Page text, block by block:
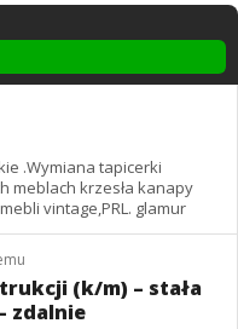
.Wymiana tapicerki
krzesła kanapy
sofy fotele .renowacja mebli vintage,PRL. glamur
(k/m) – stała
zdalnie